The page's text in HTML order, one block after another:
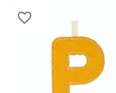
favorite_border